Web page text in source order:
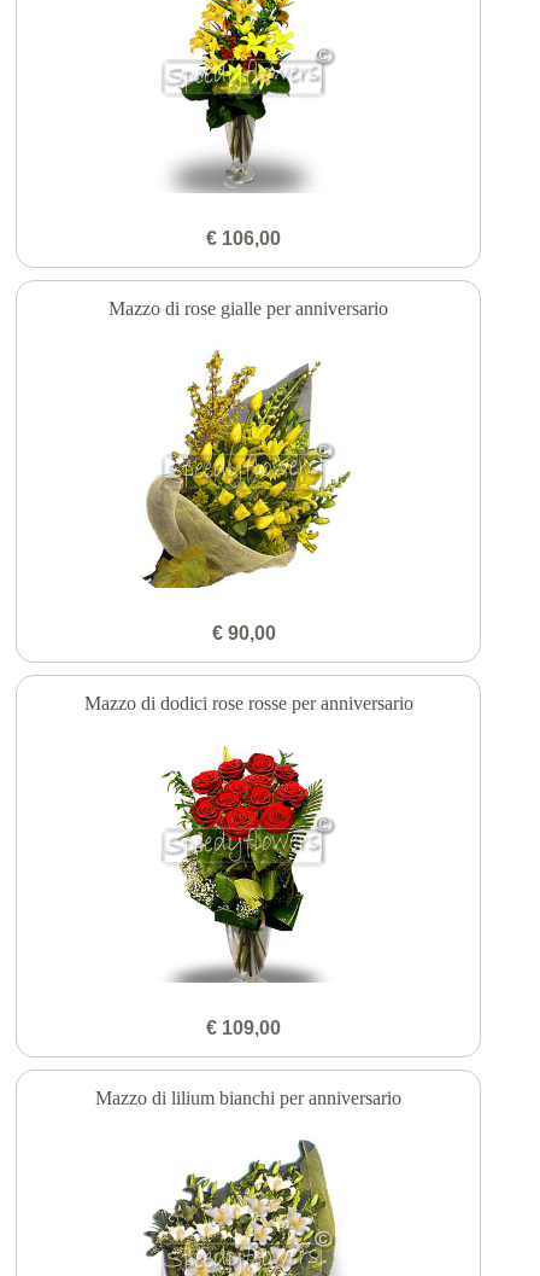
€ 106,00
Mazzo di rose gialle per anniversario
€ 90,00
Mazzo di dodici rose rosse per anniversario
€ 109,00
Mazzo di lilium bianchi per anniversario